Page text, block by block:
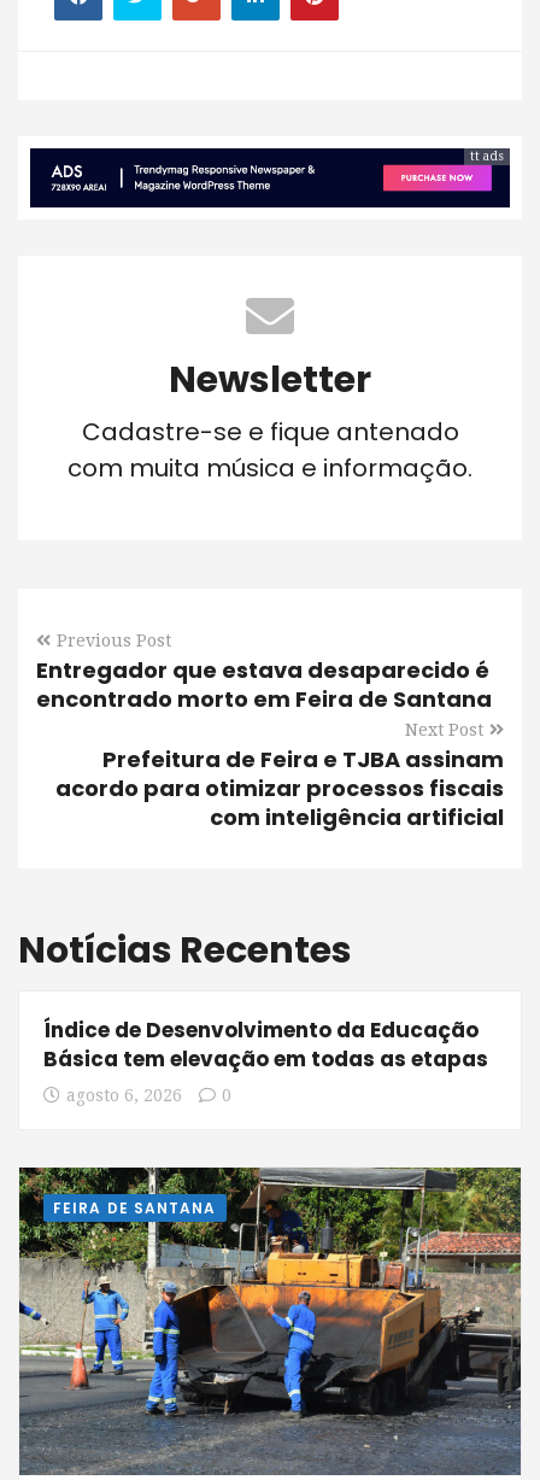
tt ads
Newsletter
Cadastre-se e fique antenado
com muita música e informação.
Previous Post
Entregador que estava desaparecido é
encontrado morto em Feira de Santana
Next Post
Prefeitura de Feira e TJBA assinam
acordo para otimizar processos fiscais
com inteligência artificial
Notícias Recentes
Índice de Desenvolvimento da Educação
Básica tem elevação em todas as etapas
agosto 6, 2026 0
FEIRA DE SANTANA